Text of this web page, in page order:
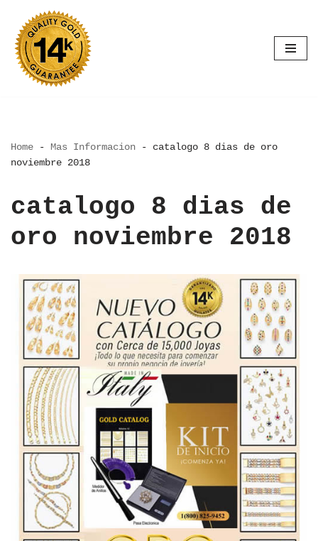
Saltar
al
contenido
Home - Mas Informacion - catalogo 8 dias de oro
noviembre 2018
catalogo 8 dias de
oro noviembre 2018